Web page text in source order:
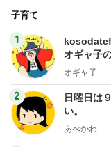
子育て
1
オギャ子
オギャ子
2
日曜日は
い。
あべかわ